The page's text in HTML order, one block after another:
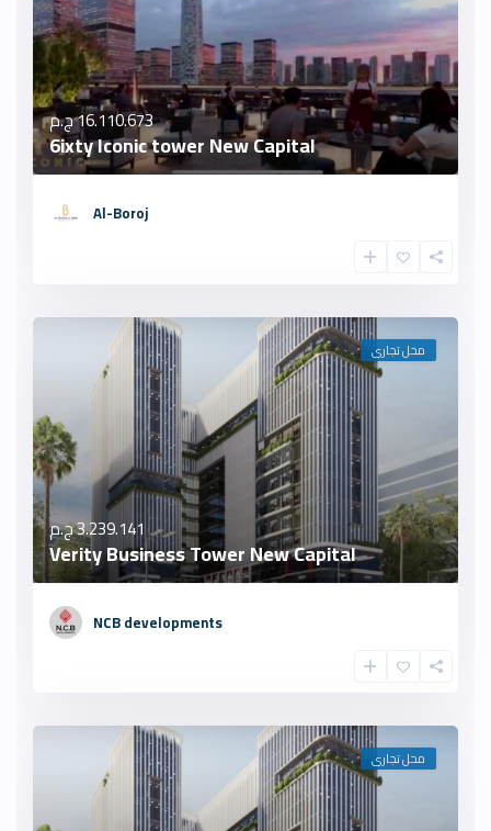
16.110.673 ج.م
6ixty Iconic tower New Capital
Al-Boroj
محل تجارى
3.239.141 ج.م
Verity Business Tower New Capital
NCB developments
محل تجارى